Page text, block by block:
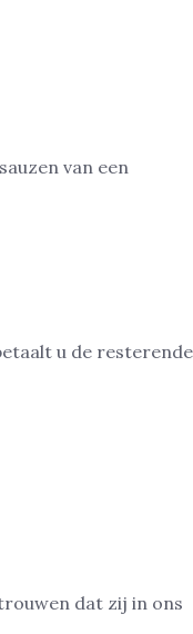
van een
u de resterende
dat zij in ons